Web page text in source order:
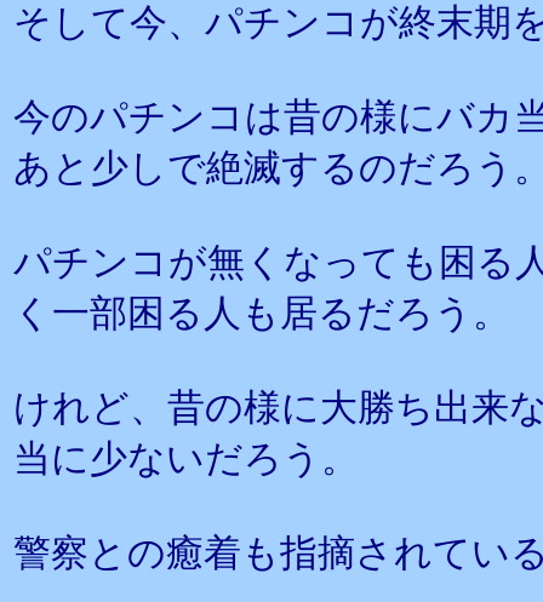
そして今、パチンコが終末期
今のパチンコは昔の様にバカ
あと少しで絶滅するのだろう
パチンコが無くなっても困る
く一部困る人も居るだろう。
けれど、昔の様に大勝ち出来
当に少ないだろう。
警察との癒着も指摘されてい